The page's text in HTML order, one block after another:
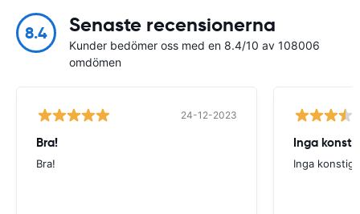
8.4 Senaste recensionerna
Kunder bedömer oss med en 8.4/10 av 108006
omdömen
24-12-2023
Bra!
Bra!
Inga
Inga